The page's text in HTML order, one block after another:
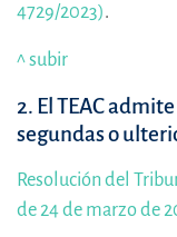
4729/2023).
^ subir
2. El TEAC
segundas o
Resolución del
de 24 de marzo de